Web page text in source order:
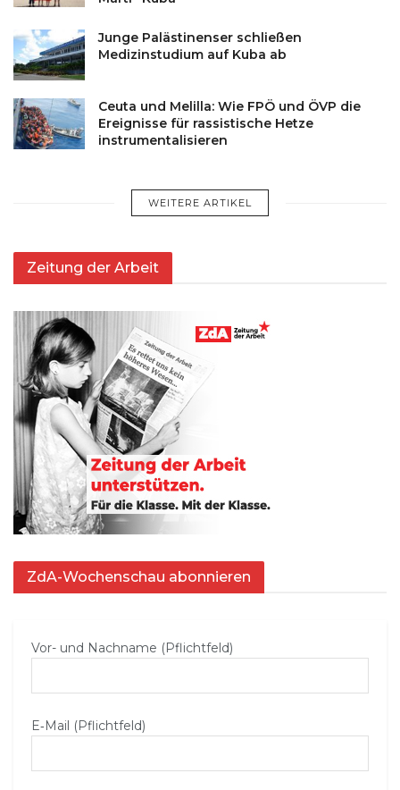
Junge Palästinenser schließen
Medizinstudium auf Kuba ab
Ceuta und Melilla: Wie FPÖ und ÖVP die
Ereignisse für rassistische Hetze
instrumentalisieren
WEITERE ARTIKEL
Zeitung der Arbeit
ZdA-Wochenschau abonnieren
Vor- und Nachname (Pflichtfeld)
E‑Mail (Pflichtfeld)